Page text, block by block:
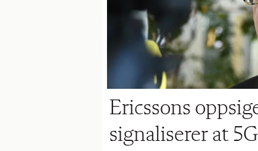
Ericssons
signaliserer at